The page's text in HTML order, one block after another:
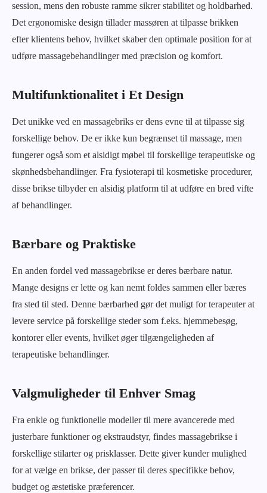
session, mens den robuste ramme sikrer stabilitet og holdbarhed.
Det ergonomiske design tillader massøren at tilpasse brikken
efter klientens behov, hvilket skaber den optimale position for at
udføre massagebehandlinger med præcision og komfort.
Multifunktionalitet i Et Design
Det unikke ved en massagebriks er dens evne til at tilpasse sig
forskellige behov. De er ikke kun begrænset til massage, men
fungerer også som et alsidigt møbel til forskellige terapeutiske og
skønhedsbehandlinger. Fra fysioterapi til kosmetiske procedurer,
disse brikse tilbyder en alsidig platform til at udføre en bred vifte
af behandlinger.
Bærbare og Praktiske
En anden fordel ved massagebrikse er deres bærbare natur.
Mange designs er lette og kan nemt foldes sammen eller bæres
fra sted til sted. Denne bærbarhed gør det muligt for terapeuter at
levere service på forskellige steder som f.eks. hjemmebesøg,
kontorer eller events, hvilket øger tilgængeligheden af
terapeutiske behandlinger.
Valgmuligheder til Enhver Smag
Fra enkle og funktionelle modeller til mere avancerede med
justerbare funktioner og ekstraudstyr, findes massagebrikse i
forskellige stilarter og prisklasser. Dette giver kunder mulighed
for at vælge en brikse, der passer til deres specifikke behov,
budget og æstetiske præferencer.